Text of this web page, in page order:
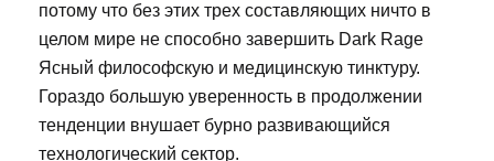
потому что без этих трех составляющих ничто в
целом мире не способно завершить Dark Rage
Ясный философскую и медицинскую тинктуру.
Гораздо большую уверенность в продолжении
тенденции внушает бурно развивающийся
технологический сектор.